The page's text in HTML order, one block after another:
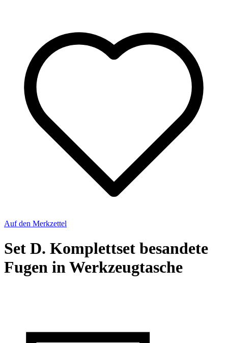
Auf den Merkzettel
Set D. Komplettset besandete
Fugen in Werkzeugtasche